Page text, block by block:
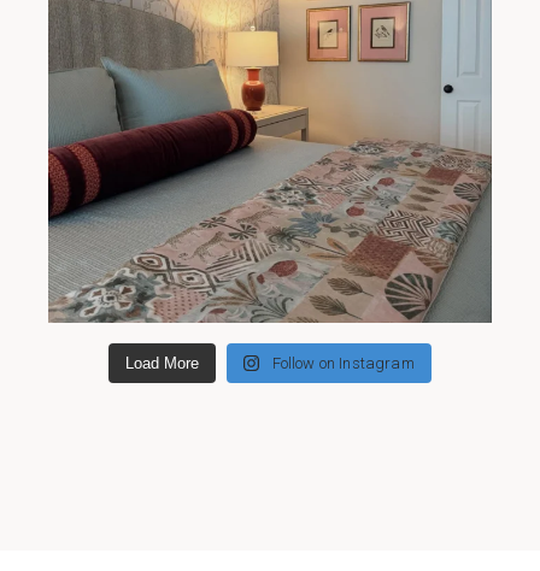
Load More Follow on Instagram